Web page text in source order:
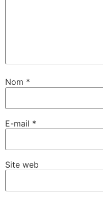
Nom *
E-mail *
Site web